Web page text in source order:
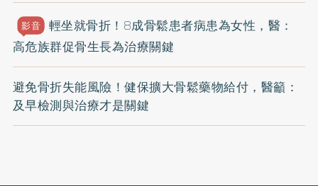
影音
輕坐就骨折！8成骨鬆患者病患為女性，醫：
高危族群促骨生長為治療關鍵
避免骨折失能風險！健保擴大骨鬆藥物給付，醫籲：
及早檢測與治療才是關鍵